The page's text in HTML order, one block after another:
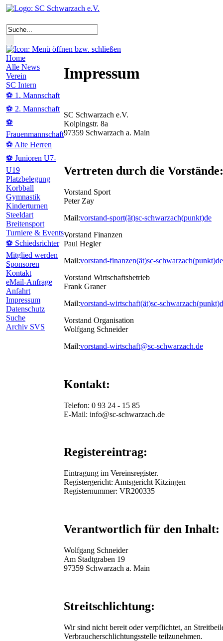
Home
Alle News
Verein
SC Intern
⚽ 1. Mannschaft
⚽ 2. Mannschaft
⚽
Frauenmannschaft
⚽ Alte Herren
⚽ Junioren U7-
U19
Platzbelegung
Korbball
Gymnastik
Kinderturnen
Steeldart
Breitensport
Turniere & Events
⚽ Schiedsrichter
Mitglied werden
Sponsoren
Kontakt
eMail-Anfrage
Anfahrt
Impressum
Datenschutz
Suche
Archiv SVS
Impressum
SC Schwarzach e.V.
Kolpingstr. 8a
97359 Schwarzach a. Main
Vertreten durch die Vorstände:
Vorstand Sport
Peter Zay
Mail:vorstand-sport(ät)sc-schwarzach(punkt)de
Vorstand Finanzen
Paul Hegler
Mail:vorstand-finanzen(ät)sc-schwarzach(punkt)de
Vorstand Wirtschaftsbetrieb
Frank Graner
Mail:vorstand-wirtschaft(ät)sc-
Vorstand Organisation
Wolfgang Schneider
Mail:vorstand-wirtschaft@sc-schwarzach.de
Kontakt:
Telefon: 0 93 24 - 15 85
E-Mail: info@sc-schwarzach.de
Registereintrag:
Eintragung im Vereinsregister.
Registergericht: Amtsgericht Kitzingen
Registernummer: VR200335
Verantwortlich für den Inhalt:
Wolfgang Schneider
Am Stadtgraben 19
97359 Schwarzach a. Main
Streitschlichtung:
Wir sind nicht bereit oder verpflichtet, an
Verbraucherschlichtungsstelle teilzunehmen.